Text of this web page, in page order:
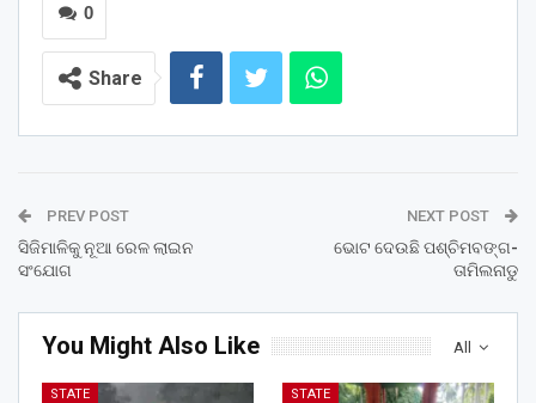
0
Share
PREV POST
ସିଜିମାଳିକୁ ନୂଆ ରେଳ ଲାଇନ
ସଂଯୋଗ
NEXT POST
ଭୋଟ ଦେଉଛି ପଶ୍ଚିମବଙ୍ଗ-
ତାମିଲନାଡୁ
All
You Might Also Like
STATE STATE